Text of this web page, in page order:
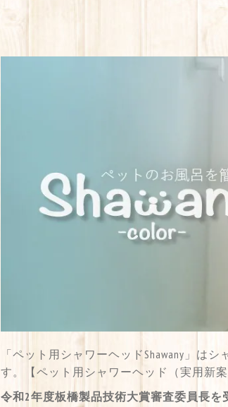
「ペット用シャワーヘッドShawany」は
す。【ペット用シャワーヘッド（実用新案
令和2年度板橋製品技術大賞審査委員長を